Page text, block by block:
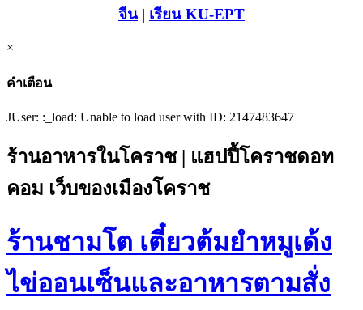
จีน | เรียน KU-EPT
×
คำเตือน
JUser: :_load: Unable to load user with ID: 2147483647
ร้านอาหารในโคราช | แฮปปี้โคราชดอท
คอม เว็บของเมืองโคราช
ร้านชามโต เตี๋ยวต้มยำหมูเด้ง
ไข่ออนเซ็นและอาหารตามสั่ง